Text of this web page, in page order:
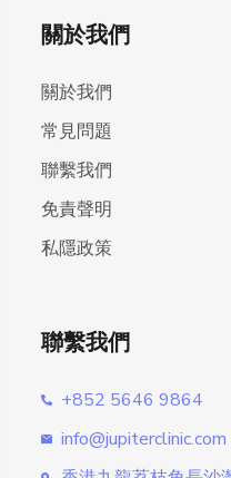
關於我們
關於我們
常見問題
聯繫我們
免責聲明
私隱政策
聯繫我們
+852 5646 9864
info@jupiterclinic.com